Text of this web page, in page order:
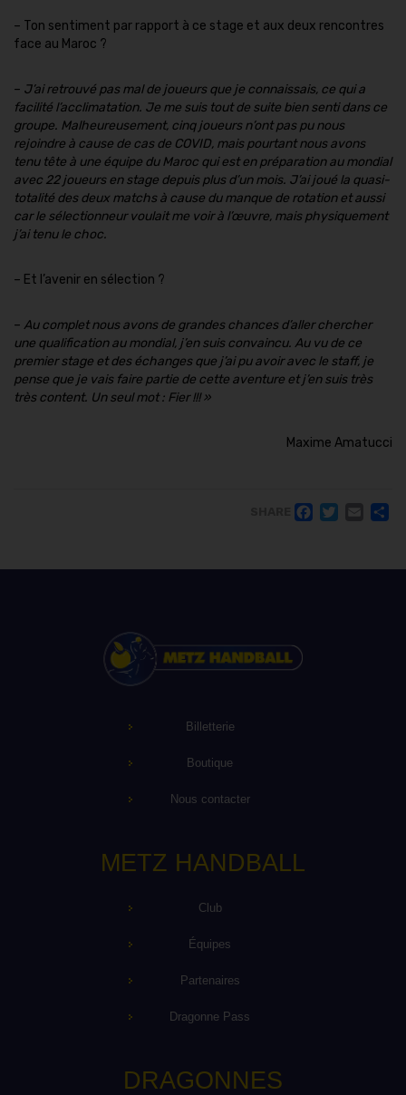
– Ton sentiment par rapport à ce stage et aux deux rencontres
face au Maroc ?
– J’ai retrouvé pas mal de joueurs que je connaissais, ce qui a
facilité l’acclimatation. Je me suis tout de suite bien senti dans ce
groupe. Malheureusement, cinq joueurs n’ont pas pu nous
rejoindre à cause de cas de COVID, mais pourtant nous avons
tenu tête à une équipe du Maroc qui est en préparation au mondial
avec 22 joueurs en stage depuis plus d’un mois. J’ai joué la quasi-
totalité des deux matchs à cause du manque de rotation et aussi
car le sélectionneur voulait me voir à l’œuvre, mais physiquement
j’ai tenu le choc.
– Et l’avenir en sélection ?
– Au complet nous avons de grandes chances d’aller chercher
une qualification au mondial, j’en suis convaincu. Au vu de ce
premier stage et des échanges que j’ai pu avoir avec le staff, je
pense que je vais faire partie de cette aventure et j’en suis très
très content. Un seul mot : Fier !!! »
Maxime Amatucci
Billetterie
Boutique
Nous contacter
METZ HANDBALL
Club
Équipes
Partenaires
Dragonne Pass
DRAGONNES